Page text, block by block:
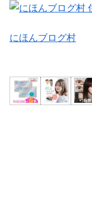
時に自動点
にほんブログ村